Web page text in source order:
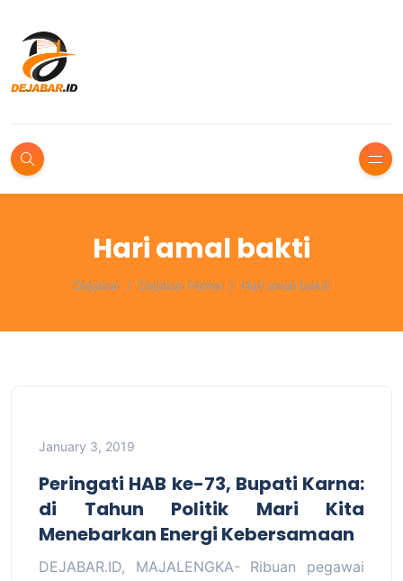
Hari amal bakti
Dejabar Dejabar Home Hari amal bakti
January 3, 2019
Peringati HAB ke-73, Bupati Karna:
di Tahun Politik Mari Kita
Menebarkan Energi Kebersamaan
DEJABAR.ID, MAJALENGKA- Ribuan pegawai